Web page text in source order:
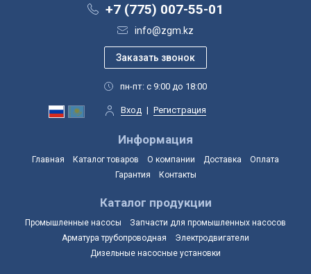
+7 (775) 007-55-01
info@zgm.kz
пн-пт: с 9:00 до 18:00
Вход | Регистрация
Информация
Главная Каталог товаров О компании Доставка
Оплата
Гарантия
Контакты
Каталог продукции
Промышленные насосы
Запчасти для промышленных насосов
Арматура трубопроводная
Электродвигатели
Дизельные насосные установки